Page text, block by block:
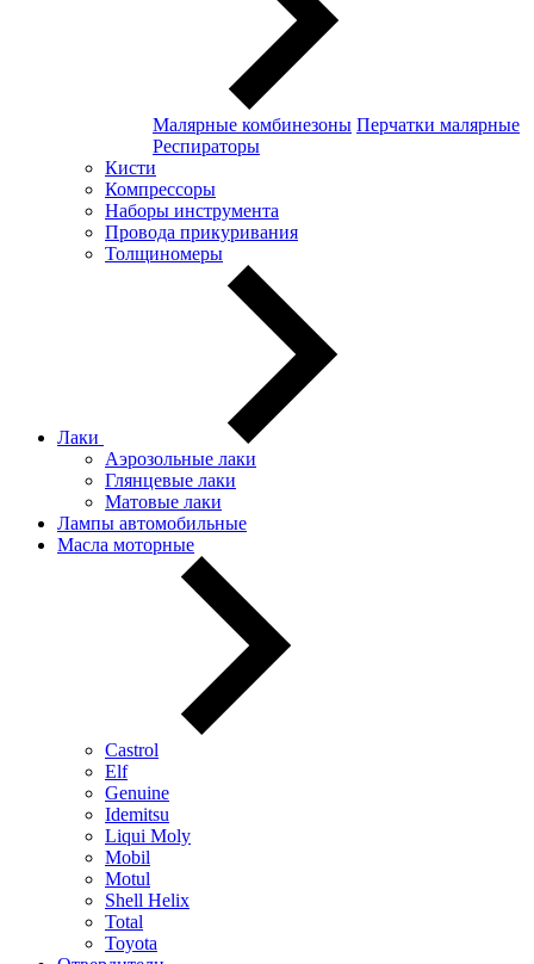
Малярные комбинезоны Перчатки малярные
Респираторы
Кисти
Компрессоры
Наборы инструмента
Провода прикуривания
Толщиномеры
Лаки
Аэрозольные лаки
Глянцевые лаки
Матовые лаки
Лампы автомобильные
Масла моторные
Castrol
Elf
Genuine
Idemitsu
Liqui Moly
Mobil
Motul
Shell Helix
Total
Toyota